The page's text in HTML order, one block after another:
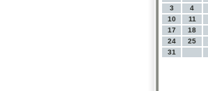
3
4
10
11
17
18
24
25
31